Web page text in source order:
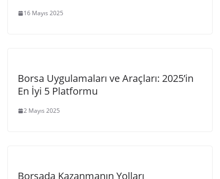
16 Mayıs 2025
Borsa Uygulamaları ve Araçları: 2025’in
En İyi 5 Platformu
2 Mayıs 2025
Borsada Kazanmanın Yolları